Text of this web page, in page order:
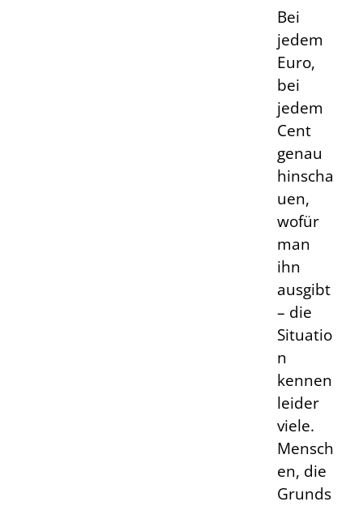
Bei
jedem
Euro,
bei
jedem
Cent
genau
hinscha
uen,
wofür
man
ihn
ausgibt
– die
Situatio
n
kennen
leider
viele.
Mensch
en, die
Grunds